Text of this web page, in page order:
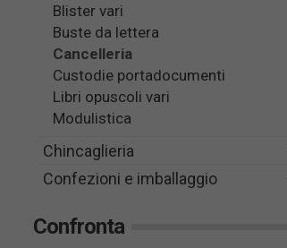
Blister vari
Buste da lettera
Cancelleria
Custodie portadocumenti
Libri opuscoli vari
Modulistica
Chincaglieria
Confezioni e imballaggio
Confronta